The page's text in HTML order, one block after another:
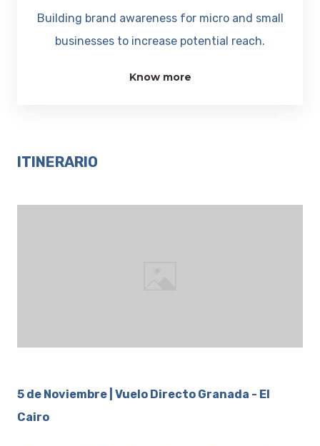
Building brand awareness for micro and small
businesses to increase potential reach.
Know more
ITINERARIO
5 de Noviembre | Vuelo Directo Granada - El
Cairo